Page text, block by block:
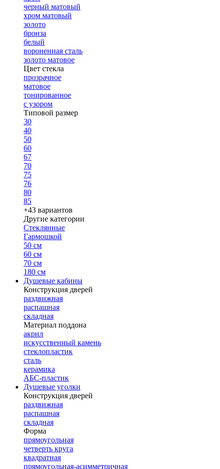
черный матовый
хром матовый
золото
бронза
белый
вороненная сталь
золото матовое
Цвет стекла
прозрачное
матовое
тонированное
с узором
Типовой размер
30
40
50
60
67
70
75
76
80
85
+43 вариантов
Другие категории
Стеклянные
Гармошкой
50 см
60 см
70 см
180 см
Душевые кабины
Конструкция дверей
раздвижная
распашная
складная
Материал поддона
акрил
искусственный камень
стеклопластик
сталь
керамика
АБС-пластик
Душевые уголки
Конструкция дверей
раздвижная
распашная
складная
Форма
прямоугольная
четверть круга
квадратная
прямоугольная-асимметричная